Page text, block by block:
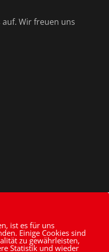
Wir freuen uns
83395 Freilassing
ist es für uns
Einige Cookies sind
zu gewährleisten,
Statistik und wieder